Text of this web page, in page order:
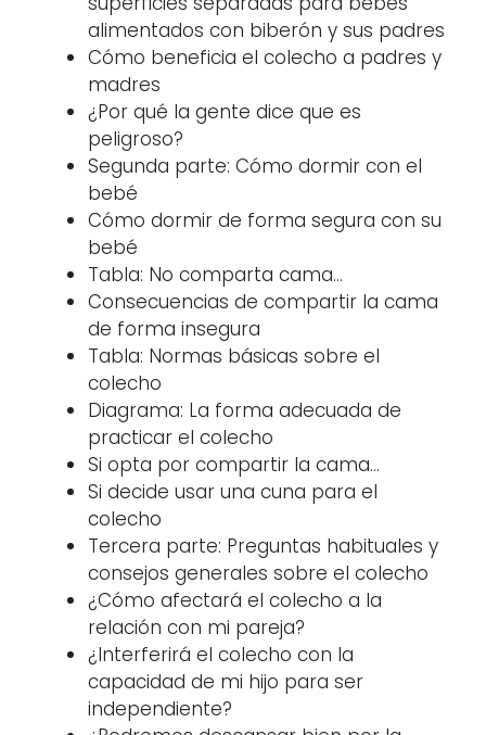
alimentados con biberón y sus padres
Cómo beneficia el colecho a padres y
madres
¿Por qué la gente dice que es
peligroso?
Segunda parte: Cómo dormir con el
bebé
Cómo dormir de forma segura con su
bebé
Tabla: No comparta cama…
Consecuencias de compartir la cama
de forma insegura
Tabla: Normas básicas sobre el
colecho
Diagrama: La forma adecuada de
practicar el colecho
Si opta por compartir la cama…
Si decide usar una cuna para el
colecho
Tercera parte: Preguntas habituales y
consejos generales sobre el colecho
¿Cómo afectará el colecho a la
relación con mi pareja?
¿Interferirá el colecho con la
capacidad de mi hijo para ser
independiente?